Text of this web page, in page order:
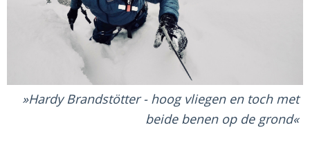
Hardy Brandstötter - hoog vliegen en toch met
beide benen op de grond